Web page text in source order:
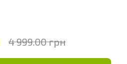
4 999.00 грн